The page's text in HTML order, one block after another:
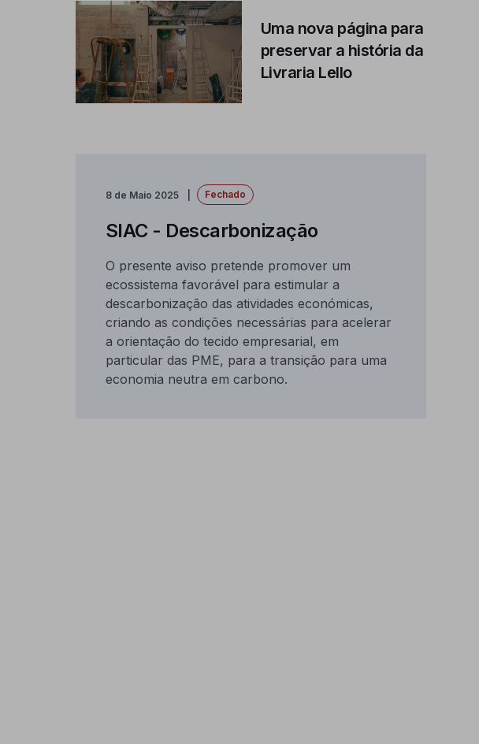
Uma nova página para
preservar a história da
Livraria Lello
8 de Maio 2025 Fechado
SIAC - Descarbonização
O presente aviso pretende promover um
ecossistema favorável para estimular a
descarbonização das atividades económicas,
criando as condições necessárias para acelerar
a orientação do tecido empresarial, em
particular das PME, para a transição para uma
economia neutra em carbono.